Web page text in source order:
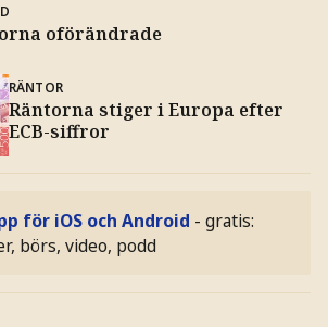
oförändrade
RÄNTOR
Räntorna stiger i Europa efter
ECB-siffror
för iOS och Android - gratis:
börs, video, podd